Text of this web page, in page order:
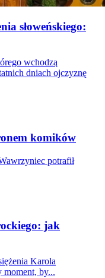
słoweńskiego:
wchodzą
dniach ojczyznę
komików
potrafił
jak
Karola
moment, by...